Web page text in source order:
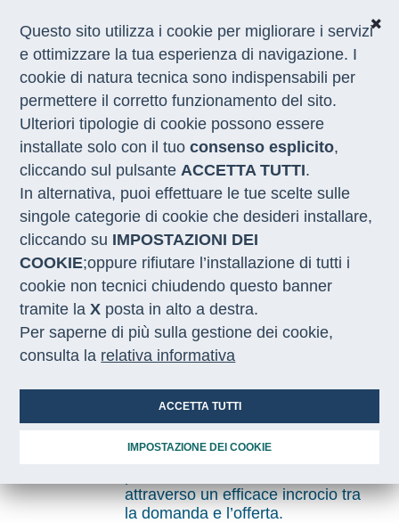
Home / Appuntamenti / Appennino Centrale-conferenza-stampa
L’Appennino Centrale con
Sviluppo Lavoro Italia
sperimenta strumenti
innovativi per la formazione e
l’incontro tra domanda e
offerta di lavoro
Data
18 marzo
Il Commissario Straordinario al
sisma 2016 e Sviluppo Lavoro
del Lavoro, sperimentano
nell’Appennino centrale nuovi
strumenti per rafforzare la
attraverso un efficace incrocio tra
la domanda e l’offerta.
Questo sito utilizza i cookie per migliorare i servizi
e ottimizzare la tua esperienza di navigazione. I
cookie di natura tecnica sono indispensabili per
permettere il corretto funzionamento del sito.
Ulteriori tipologie di cookie possono essere
installate solo con il tuoconsenso esplicito,
cliccando sul pulsanteACCETTA TUTTI.
In alternativa, puoi effettuare le tue scelte sulle
singole categorie di cookie che desideri installare,
cliccando su IMPOSTAZIONI DEI
COOKIE;oppure rifiutare l’installazione di tutti i
cookie non tecnici chiudendo questo banner
tramite laX posta in alto a destra.
Per saperne di più sulla gestione dei cookie,
consulta la relativa informativa
ACCETTA TUTTI
IMPOSTAZIONE DEI COOKIE